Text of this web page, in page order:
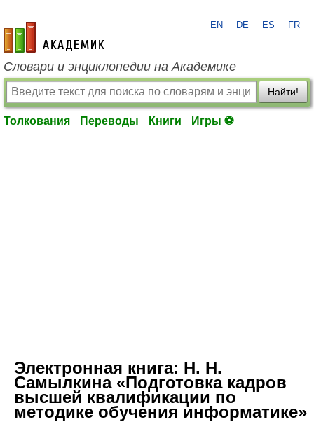
academic.ru
EN DE ES FR
Словари и энциклопедии на Академике
Найти!
Толкования Переводы Книги Игры ⚽
Электронная книга: Н. Н.
Самылкина «Подготовка кадров
высшей квалификации по
методике обучения информатике»